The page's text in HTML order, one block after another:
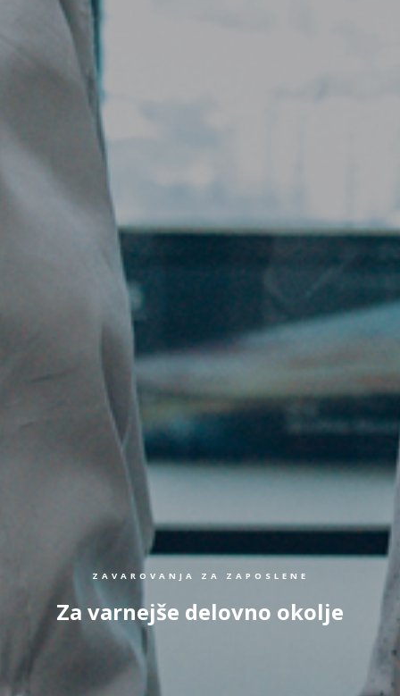
ZAVAROVANJA ZA ZAPOSLENE
Za varnejše delovno okolje